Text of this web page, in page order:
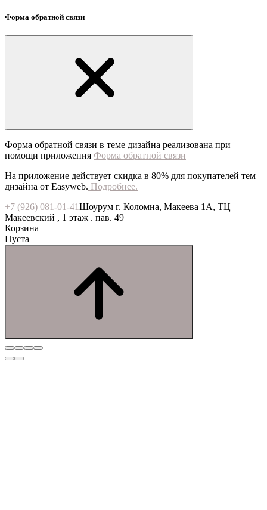
Форма обратной связи
Форма обратной связи в теме дизайна реализована при
помощи приложения Форма обратной связи
На приложение действует скидка в 80% для покупателей тем
дизайна от Easyweb. Подробнее.
+7 (926) 081-01-41Шоурум г. Коломна, Макеева 1А, ТЦ
Макеевский , 1 этаж . пав. 49
Корзина
Пуста